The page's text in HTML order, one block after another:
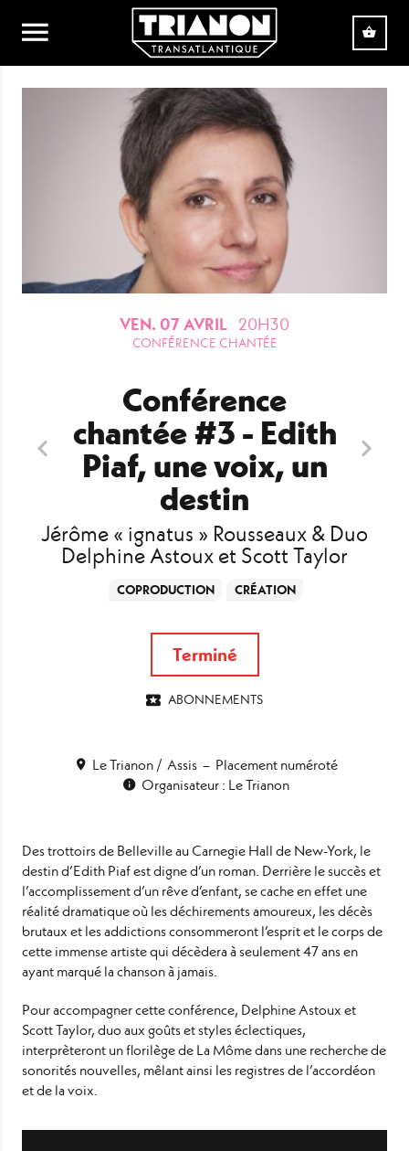
Aller au contenu principal
VEN. 07 AVRIL 20H30
CONFÉRENCE CHANTÉE
Conférence
chantée #3 - Edith
Piaf, une voix, un
destin
Jérôme « ignatus » Rousseaux & Duo
Delphine Astoux et Scott Taylor
COPRODUCTION CRÉATION
Terminé
ABONNEMENTS
Le Trianon Assis
Placement numéroté
Organisateur : Le Trianon
Des trottoirs de Belleville au Carnegie Hall de New-York, le
destin d’Edith Piaf est digne d’un roman. Derrière le succès et
l’accomplissement d’un rêve d’enfant, se cache en effet une
réalité dramatique où les déchirements amoureux, les décès
brutaux et les addictions consommeront l’esprit et le corps de
cette immense artiste qui décèdera à seulement 47 ans en
ayant marqué la chanson à jamais.
Pour accompagner cette conférence, Delphine Astoux et
Scott Taylor, duo aux goûts et styles éclectiques,
interprèteront un florilège de La Môme dans une recherche de
sonorités nouvelles, mêlant ainsi les registres de l’accordéon
et de la voix.